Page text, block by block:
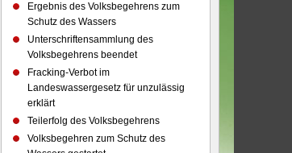
Ergebnis des Volksbegehrens zum
Schutz des Wassers
Unterschriftensammlung des
Volksbegehrens beendet
Fracking-Verbot im
Landeswassergesetz für unzulässig
erklärt
Teilerfolg des Volksbegehrens
Volksbegehren zum Schutz des